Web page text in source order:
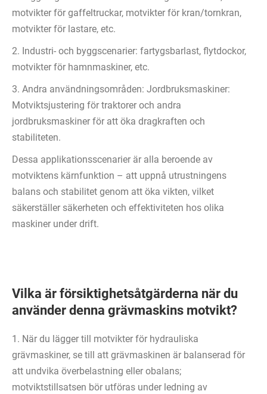
motvikter för gaffeltruckar, motvikter för kran/tornkran,
motvikter för lastare, etc.
2. Industri- och byggscenarier: fartygsbarlast, flytdockor,
motvikter för hamnmaskiner, etc.
3. Andra användningsområden: Jordbruksmaskiner:
Motviktsjustering för traktorer och andra
jordbruksmaskiner för att öka dragkraften och
stabiliteten.
Dessa applikationsscenarier är alla beroende av
motviktens kärnfunktion – att uppnå utrustningens
balans och stabilitet genom att öka vikten, vilket
säkerställer säkerheten och effektiviteten hos olika
maskiner under drift.
Vilka är försiktighetsåtgärderna när du
använder denna grävmaskins motvikt?
1. När du lägger till motvikter för hydrauliska
grävmaskiner, se till att grävmaskinen är balanserad för
att undvika överbelastning eller obalans;
motviktstillsatsen bör utföras under ledning av